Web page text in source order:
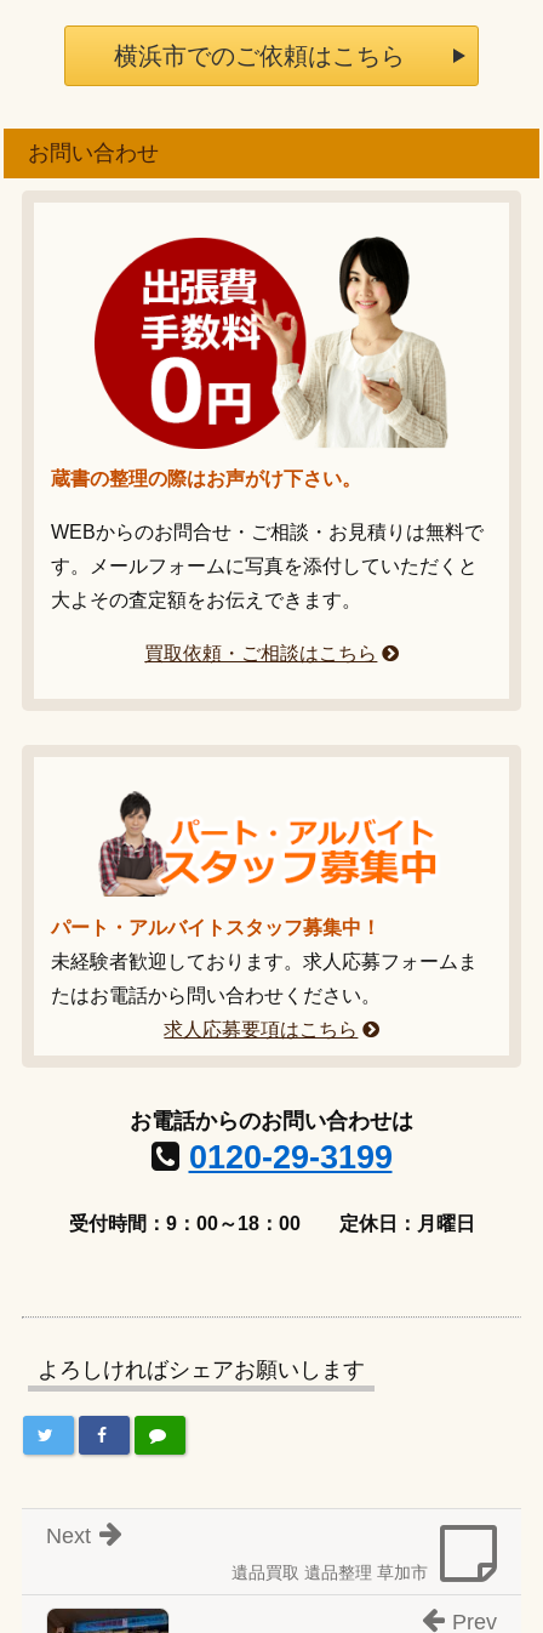
横浜市でのご依頼はこちら
お問い合わせ
蔵書の整理の際はお声がけ下さい。
WEBからのお問合せ・ご相談・お見積りは無料で
す。メールフォームに写真を添付していただくと
大よその査定額をお伝えできます。
買取依頼・ご相談はこちら
パート・アルバイトスタッフ募集中！
未経験者歓迎しております。求人応募フォームま
たはお電話から問い合わせください。
求人応募要項はこちら
お電話からのお問い合わせは
0120-29-3199
受付時間：9：00～18：00 定休日：月曜日
よろしければシェアお願いします
遺品買取 遺品整理 草加市
Next
Prev